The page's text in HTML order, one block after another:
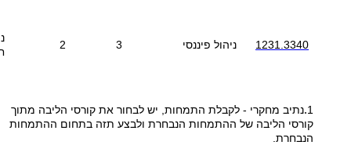
1231.3340 ניהול פיננסי 3
2
1
.נתיב מחקרי - לקבלת התמחות, יש לבחור את קורסי הליבה מתוך
קורסי הליבה של ההתמחות הנבחרת ולבצע תזה בתחום ההתמחות
הנבחרת.